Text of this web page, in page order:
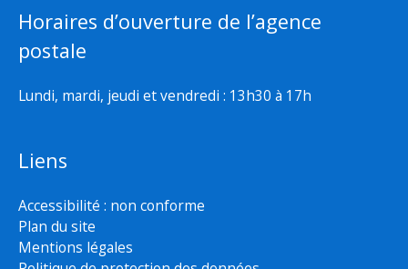
Horaires d’ouverture de l’agence
postale
Lundi, mardi, jeudi et vendredi : 13h30 à 17h
Liens
Accessibilité : non conforme
Plan du site
Mentions légales